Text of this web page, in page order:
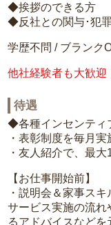
◆挨拶のできる方
◆反社との関与･犯
学歴不問 / ブランク
他社経験者も大歓迎
待遇
◆各種インセンティ
・表彰制度を毎月
・友人紹介で、最
【お仕事開始前】
・説明会＆家事スキ
サービス実施の流れ
るアドバイスなどを